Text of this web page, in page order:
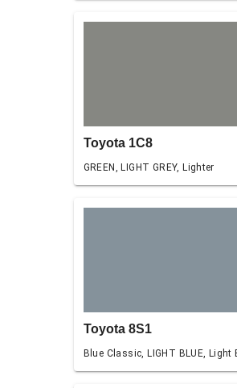
Toyota 1C8
GREEN, LIGHT GREY, Lighter
Toyota 8S1
Blue Classic, LIGHT BLUE, Light